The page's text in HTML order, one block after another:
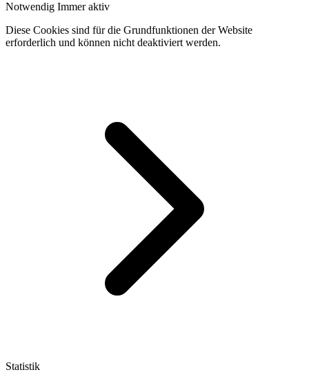
Notwendig Immer aktiv
Diese Cookies sind für die Grundfunktionen der Website
erforderlich und können nicht deaktiviert werden.
Statistik